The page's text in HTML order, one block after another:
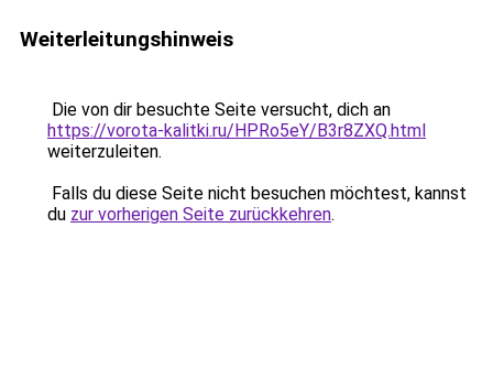
Weiterleitungshinweis
Die von dir besuchte Seite versucht, dich an
https://vorota-kalitki.ru/HPRo5eY/B3r8ZXQ.html
weiterzuleiten.
Falls du diese Seite nicht besuchen möchtest, kannst
du zur vorherigen Seite zurückkehren.